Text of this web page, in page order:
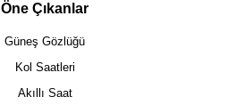
Öne Çıkanlar
Güneş Gözlüğü
Kol Saatleri
Akıllı Saat